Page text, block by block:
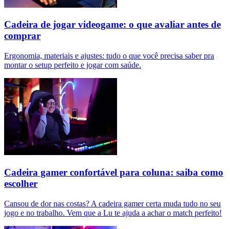
Cadeira de jogar videogame: o que avaliar antes de
comprar
Ergonomia, materiais e ajustes: tudo o que você precisa saber pra
montar o setup perfeito e jogar com saúde.
Cadeira gamer confortável para coluna: saiba como
escolher
Cansou de dor nas costas? A cadeira gamer certa muda tudo no seu
jogo e no trabalho. Vem que a Lu te ajuda a achar o match perfeito!